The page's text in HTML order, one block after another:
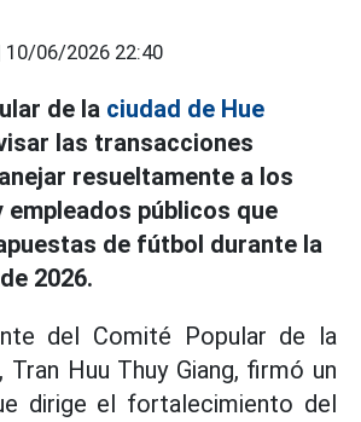
10/06/2026 22:40
de la ciudad de Hue
las transacciones
resueltamente a los
públicos que
de fútbol durante la
2026.
del Comité Popular de la
Tran Huu Thuy Giang, firmó un
dirige el fortalecimiento del